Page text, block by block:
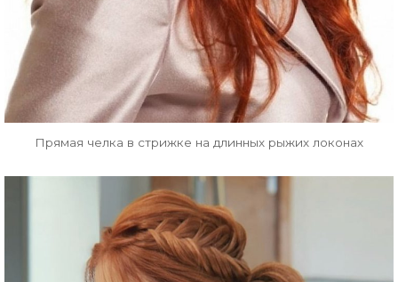
Прямая челка в стрижке на длинных рыжих локонах